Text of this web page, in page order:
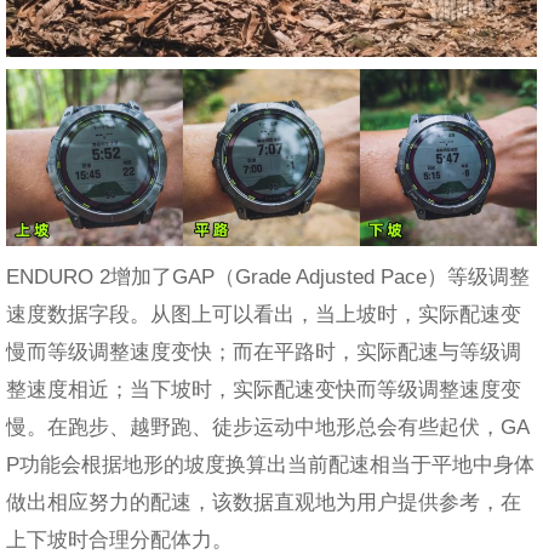
ENDURO 2增加了GAP（Grade Adjusted Pace）等级调整
速度数据字段。从图上可以看出，当上坡时，实际配速变
慢而等级调整速度变快；而在平路时，实际配速与等级调
整速度相近；当下坡时，实际配速变快而等级调整速度变
慢。在跑步、越野跑、徒步运动中地形总会有些起伏，GA
P功能会根据地形的坡度换算出当前配速相当于平地中身体
做出相应努力的配速，该数据直观地为用户提供参考，在
上下坡时合理分配体力。